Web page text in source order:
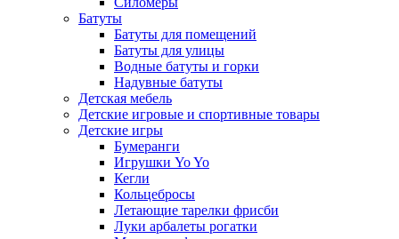
Батуты
Батуты для помещений
Батуты для улицы
Водные батуты и горки
Надувные батуты
Детская мебель
Детские игровые и спортивные товары
Детские игры
Бумеранги
Игрушки Yo Yo
Кегли
Кольцебросы
Летающие тарелки фрисби
Луки арбалеты рогатки